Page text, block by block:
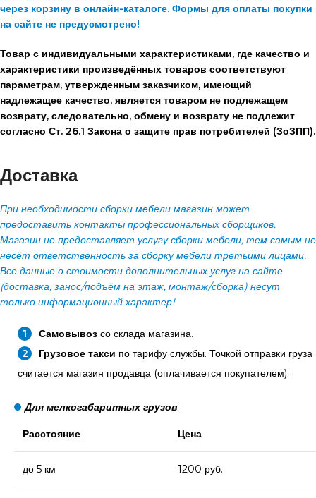
через корзину в онлайн-каталоге. Формы для оплаты покупки
на сайте не предусмотрено!
Товар с индивидуальными характеристиками, где качество и
характеристики произведённых товаров соответствуют
параметрам, утвержденным заказчиком, имеющий
надлежащее качество, является товаром не подлежащем
возврату, следовательно, обмену и возврату не подлежит
согласно Ст. 26.1 Закона о защите прав потребителей (ЗоЗПП).
Доставка
При необходимости сборки мебели магазин может
предоставить контакты профессиональных сборщиков.
Магазин не предоставляет услугу сборки мебели, тем самым не
несёт ответственность за сборку мебели третьими лицами.
Все данные о стоимости дополнительных услуг на сайте
(доставка, занос/подъём на этаж, монтаж/сборка) несут
только информационный характер!
Самовывоз со склада магазина.
Грузовое такси по тарифу службы. Точкой отправки груза
считается магазин продавца (оплачивается покупателем):
Для мелкогабаритных грузов:
Расстояние Цена
до 5 км 1200 руб.